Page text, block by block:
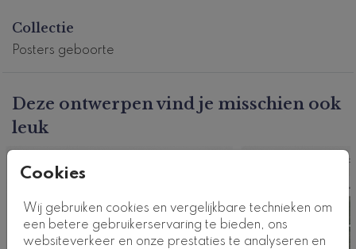
Cookies
Wij gebruiken cookies en vergelijkbare technieken om
een betere gebruikerservaring te bieden, ons
websiteverkeer en onze prestaties te analyseren en
deze stijl.
Productcode: GP-0697-j
Collectie
Posters geboorte
Deze ontwerpen vind je misschien ook
leuk